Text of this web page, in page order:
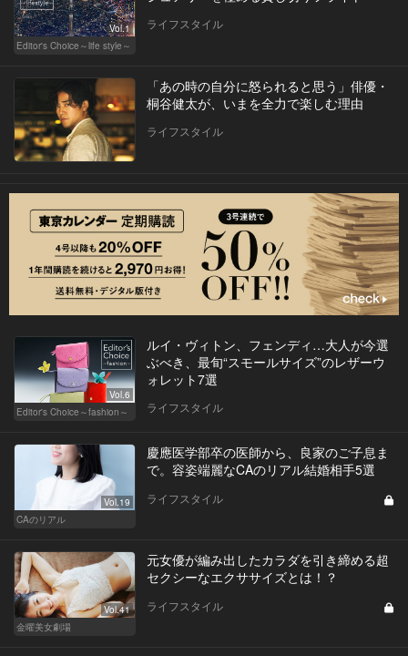
Vol.1
Editor's Choice～life style～
ライフスタイル
「あの時の自分に怒られると思う」俳優・
桐谷健太が、いまを全力で楽しむ理由
ライフスタイル
Vol.6
Editor's Choice～fashion～
ルイ・ヴィトン、フェンディ…大人が今選
ぶべき、最旬“スモールサイズ”のレザーウ
ォレット7選
ライフスタイル
Vol.19
CAのリアル
慶應医学部卒の医師から、良家のご子息ま
で。容姿端麗なCAのリアル結婚相手5選
ライフスタイル
Vol.41
金曜美女劇場
元女優が編み出したカラダを引き締める超
セクシーなエクササイズとは！？
ライフスタイル